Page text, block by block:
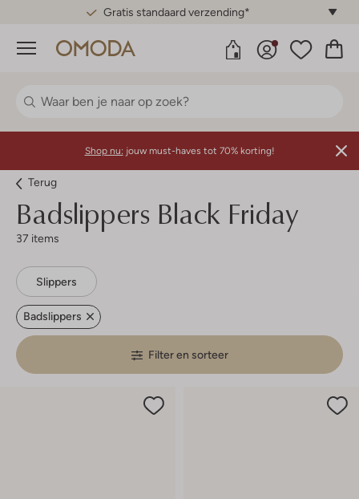
Gratis standaard verzending*
Menu
Shop nu: jouw must-haves tot 70% korting!
Terug
Badslippers Black Friday
37 items
Slippers
Badslippers
Filter en sorteer